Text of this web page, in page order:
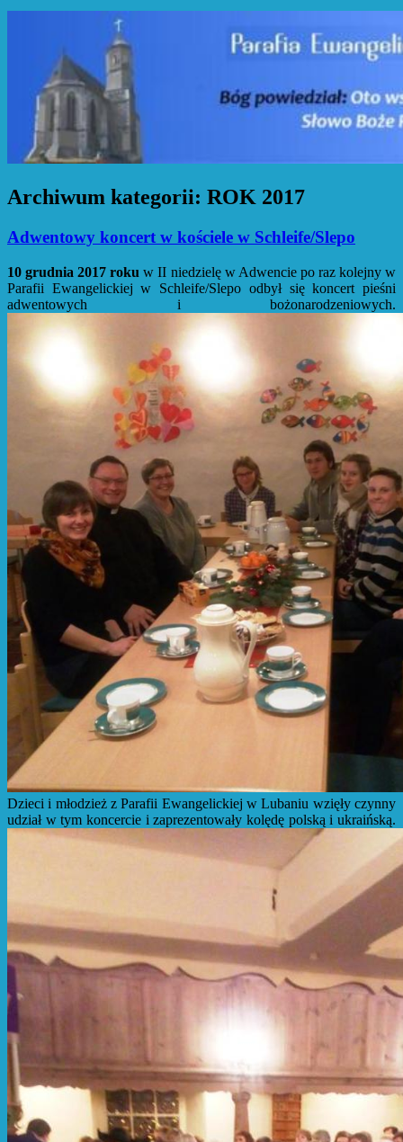
Archiwum kategorii: ROK 2017
Adwentowy koncert w kościele w Schleife/Slepo
10 grudnia 2017 roku w II niedzielę w Adwencie po raz kolejny w
Parafii Ewangelickiej w Schleife/Slepo odbył się koncert pieśni
adwentowych i bożonarodzeniowych.
Dzieci i młodzież z Parafii Ewangelickiej w Lubaniu wzięły czynny
udział w tym koncercie i zaprezentowały kolędę polską i ukraińską.